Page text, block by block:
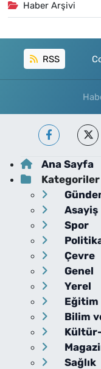
Haber Arşivi
RSS
Ana Sayfa
Kategoriler
Asayiş
Spor
Çevre
Genel
Yerel
Eğitim
Bilim
Sağlık